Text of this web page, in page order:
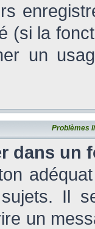
(si la
un
Problèmes
dans un
Il
un